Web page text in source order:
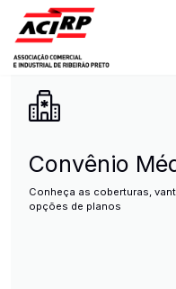
Pular para o conteúdo
ACIRP -
Convênio
Conheça as coberturas,
opções de planos